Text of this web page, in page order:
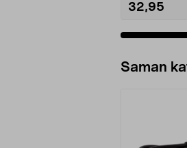
32,95
Saman